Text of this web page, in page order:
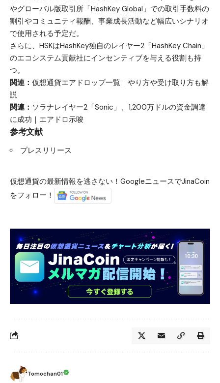
やグローバル版取引所「HashKey Global」での取引手数料の
割引やコミュニティ報酬、事業成長活動など幅広いシナリオ
で使用される予定だ。
さらに、HSKはHashKey独自のレイヤー2「HashKey Chain」
のエコシステム貢献社にインセンティブを与える役割も持
つ。
関連： 仮想通貨エアドロップ一覧｜やり方や受け取り方も解
説
関連： ソラナレイヤー2「Sonic」、1,200万ドルの資金調達
に成功｜エアドロ示唆
参考文献
プレスリリース
仮想通貨の最新情報を逃さない！GoogleニュースでJinaCoin
をフォロー！
Tomochan01